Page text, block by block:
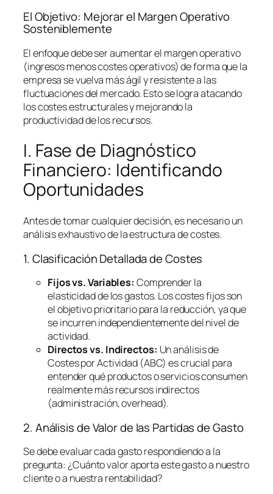
El Objetivo: Mejorar el Margen Operativo
Sosteniblemente
El enfoque debe ser aumentar el margen operativo
(ingresos menos costes operativos) de forma que la
empresa se vuelva más ágil y resistente a las
fluctuaciones del mercado. Esto se logra atacando
los costes estructurales y mejorando la
productividad de los recursos.
I. Fase de Diagnóstico
Financiero: Identificando
Oportunidades
Antes de tomar cualquier decisión, es necesario un
análisis exhaustivo de la estructura de costes.
1. Clasificación Detallada de Costes
Fijos vs. Variables: Comprender la
elasticidad de los gastos. Los costes fijos son
el objetivo prioritario para la reducción, ya que
se incurren independientemente del nivel de
actividad.
Directos vs. Indirectos: Un análisis de
Costes por Actividad (ABC) es crucial para
entender qué productos o servicios consumen
realmente más recursos indirectos
(administración,overhead).
2. Análisis de Valor de las Partidas de Gasto
Se debe evaluar cada gasto respondiendo a la
pregunta: ¿Cuánto valor aporta este gasto a nuestro
cliente o a nuestra rentabilidad?